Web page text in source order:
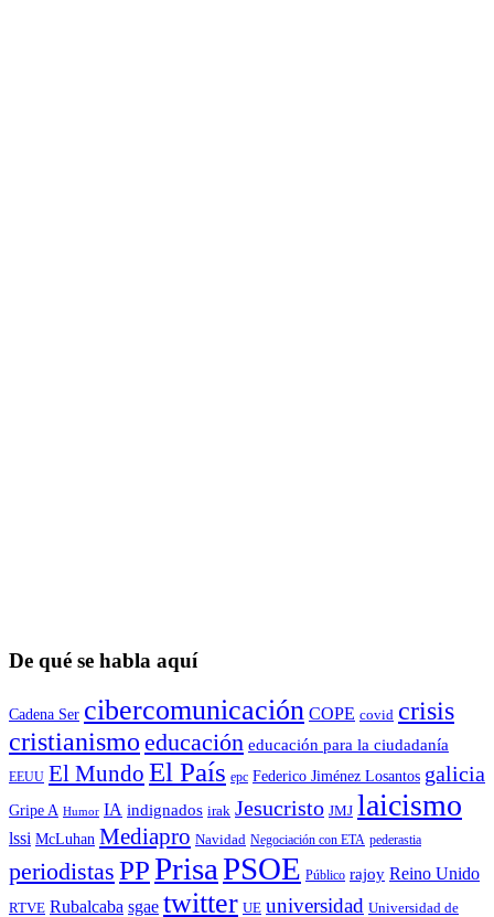
De qué se habla aquí
Cadena Ser cibercomunicación COPE covid crisis
cristianismo educación educación para la ciudadaní­a
EEUU El Mundo El País epc Federico Jiménez Losantos galicia
Gripe A Humor IA indignados irak Jesucristo JMJ laicismo
lssi McLuhan Mediapro Navidad Negociación con ETA pederastia
periodistas PPPrisaPSOE Público rajoy Reino Unido
RTVE Rubalcaba sgae twitter UE universidad Universidad de